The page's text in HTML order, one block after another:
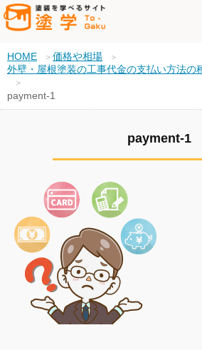
HOME
価格や相場
外壁・屋根塗装の工事代金の支払い方法の
payment-1
payment-1